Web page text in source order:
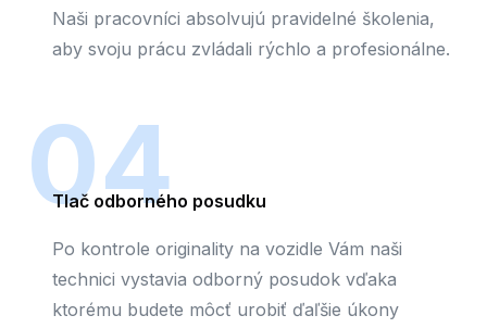
Naši pracovníci absolvujú pravidelné školenia,
aby svoju prácu zvládali rýchlo a profesionálne.
04
Tlač odborného posudku
Po kontrole originality na vozidle Vám naši
technici vystavia odborný posudok vďaka
ktorému budete môcť urobiť ďaľšie úkony